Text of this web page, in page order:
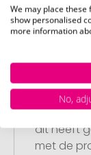
Stap 3:
U
dit heeft
met de
We may place
show personalised
more information
No,